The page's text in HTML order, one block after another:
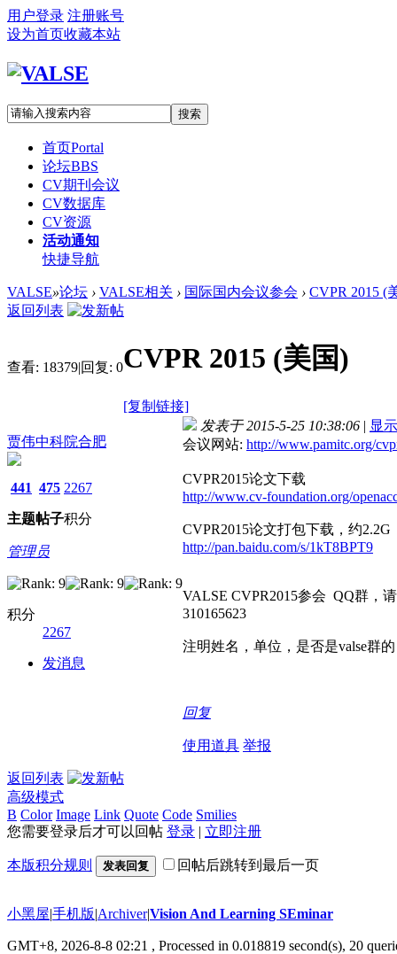
用户登录 注册账号
设为首页收藏本站
搜索
首页Portal
论坛BBS
CV期刊会议
CV数据库
CV资源
活动通知
快捷导航
VALSE»论坛 › VALSE相关 › 国际国内会议参会 › CVPR 2015 (
返回列表
查看: 18379|回复: 0CVPR 2015 (美国)
[复制链接]
贾伟中科院合肥
441
主题
475
帖子
2267
积分
管理员
积分
2267
发消息
发表于 2015-5-25 10:38:06 | 显
会议网站: http://www.pamitc.org/
CVPR2015论文下载
http://www.cv-foundation.org/
CVPR2015论文打包下载，约2.2G
http://pan.baidu.com/s/1kT8BPT9
VALSE CVPR2015参会 QQ群，
310165623
注明姓名，单位，是否是valse群
回复
使用道具 举报
返回列表
高级模式
B Color Image Link Quote Code Smilies
您需要登录后才可以回帖 登录 | 立即注册
本版积分规则 发表回复 回帖后跳转到最后一页
小黑屋|手机版|Archiver|Vision And Learning SEminar
GMT+8, 2026-8-8 02:21 , Processed in 0.018819 second(s), 20